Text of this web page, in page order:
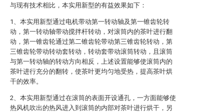
与现有技术相比，本实用新型的有益效果如下：
1、本实用新型通过电机带动第一转动轴及第一锥齿轮转
动，第一转动轴带动搅拌杆转动，对滚筒内的茶叶进行翻
动，第一锥齿轮通过第二锥齿轮带动第三锥齿轮转动，第
三锥齿轮带动转动套转动，转动套带动滚筒转动，且滚筒
与第一转动轴的转动方向相反，上述设置能够使滚筒内的
茶叶进行充分的翻转，使茶叶更均匀地受热，提高茶叶烘
干的效率。
2、本实用新型通过在滚筒的表面开设通孔，一方面能够使
热风机吹出的热风进入到滚筒的内部对茶叶进行烘干，另